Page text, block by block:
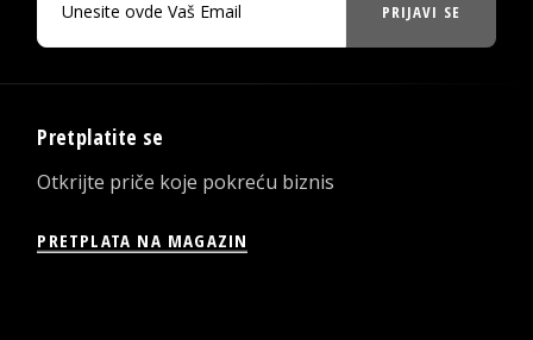
PRIJAVI SE
Pretplatite se
Otkrijte priče koje pokreću biznis
PRETPLATA NA MAGAZIN